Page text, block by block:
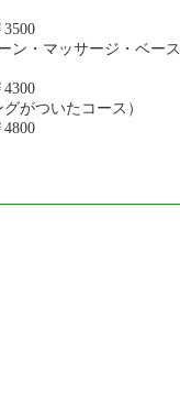
ン・マッサージ・ベース
がついたコース）